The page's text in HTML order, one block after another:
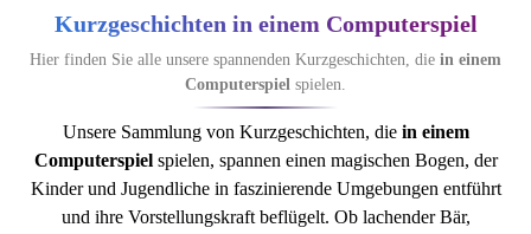
Kurzgeschichten in einem Computerspiel
Hier finden Sie alle unsere spannenden Kurzgeschichten, die in einem
Computerspiel spielen.
Unsere Sammlung von Kurzgeschichten, die in einem
Computerspielspielen, spannen einen magischen Bogen, der
Kinder und Jugendliche in faszinierende Umgebungen entführt
und ihre Vorstellungskraft beflügelt. Ob lachender Bär,